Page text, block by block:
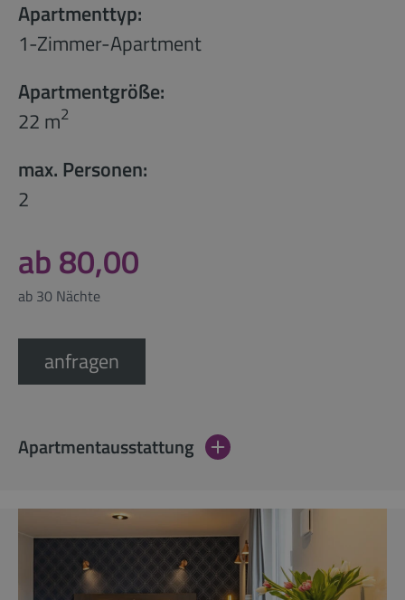
Apartmenttyp:
1-Zimmer-Apartment
Apartmentgröße:
22 m2
max. Personen:
2
ab 80,00
ab 30 Nächte
anfragen
Apartmentausstattung